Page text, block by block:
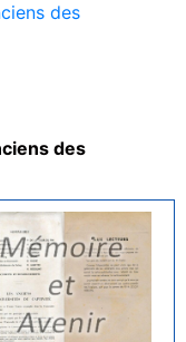
des
des